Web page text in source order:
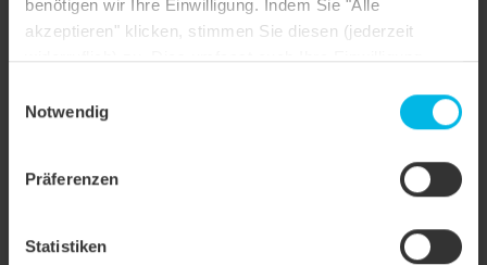
benötigen wir Ihre Einwilligung. Indem Sie "Alle
akzeptieren" klicken, stimmen Sie diesen (jederzeit
widerruflich) zu. Dies umfasst auch Ihre Einwilligung
Einstellungen ändern oder die Datenverarbeitung
Notwendig
Präferenzen
Statistiken